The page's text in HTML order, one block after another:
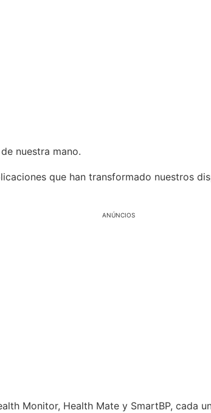
nuestra mano.
que han transformado nuestros
ANÚNCIOS
Monitor, Health Mate y SmartBP, cada